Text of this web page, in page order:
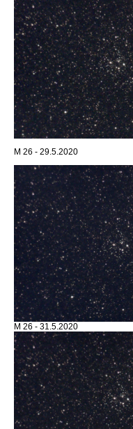
M 26 - 29.5.2020
M 26 - 31.5.2020